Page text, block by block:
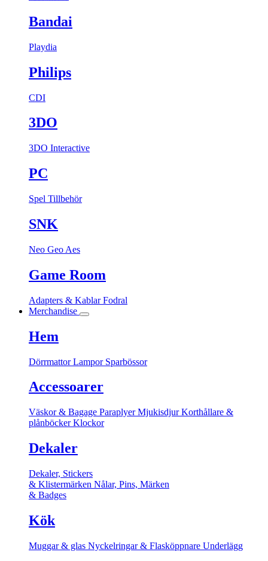
Bandai
Playdia
Philips
CDI
3DO
3DO Interactive
PC
Spel Tillbehör
SNK
Neo Geo Aes
Game Room
Adapters & KablarFodral
Merchandise
Hem
DörrmattorLampor Sparbössor
Accessoarer
Väskor & Bagage ParaplyerMjukisdjurKorthållare &
plånböckerKlockor
Dekaler
Dekaler, Stickers
& Klistermärken Nålar, Pins, Märken
& Badges
Kök
Muggar & glas Nyckelringar & Flasköppnare Underlägg